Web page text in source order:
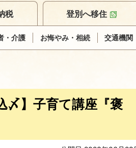
・介護 お悔やみ・相続 交通機関
税 登別へ移住
〆】子育て講座『褒